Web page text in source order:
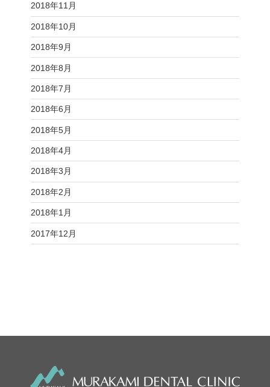
2018年11月
2018年10月
2018年9月
2018年8月
2018年7月
2018年6月
2018年5月
2018年4月
2018年3月
2018年2月
2018年1月
2017年12月